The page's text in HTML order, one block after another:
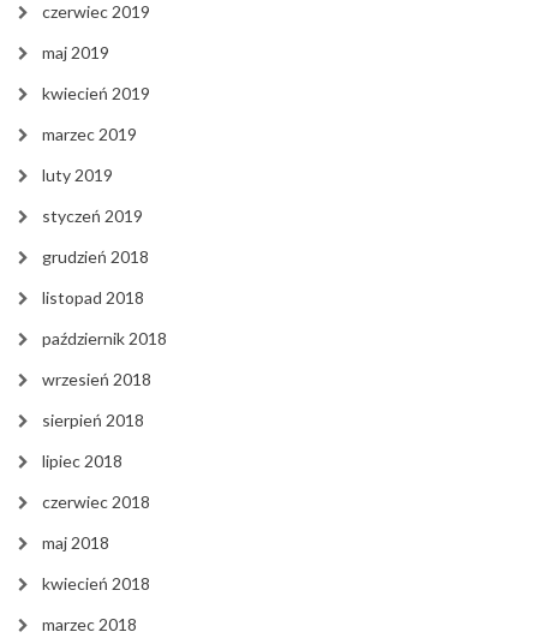
czerwiec 2019
maj 2019
kwiecień 2019
marzec 2019
luty 2019
styczeń 2019
grudzień 2018
listopad 2018
październik 2018
wrzesień 2018
sierpień 2018
lipiec 2018
czerwiec 2018
maj 2018
kwiecień 2018
marzec 2018